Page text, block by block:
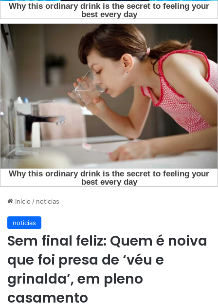
Início / noticias
noticias
Sem final feliz: Quem é noiva
que foi presa de ‘véu e
grinalda’, em pleno
casamento